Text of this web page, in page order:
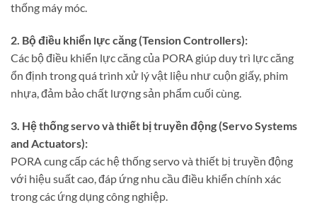
thống máy móc.
2. Bộ điều khiển lực căng (Tension Controllers):
Các bộ điều khiển lực căng của PORA giúp duy trì lực căng
ổn định trong quá trình xử lý vật liệu như cuộn giấy, phim
nhựa, đảm bảo chất lượng sản phẩm cuối cùng.
3. Hệ thống servo và thiết bị truyền động (Servo Systems
and Actuators):
PORA cung cấp các hệ thống servo và thiết bị truyền động
với hiệu suất cao, đáp ứng nhu cầu điều khiển chính xác
trong các ứng dụng công nghiệp.